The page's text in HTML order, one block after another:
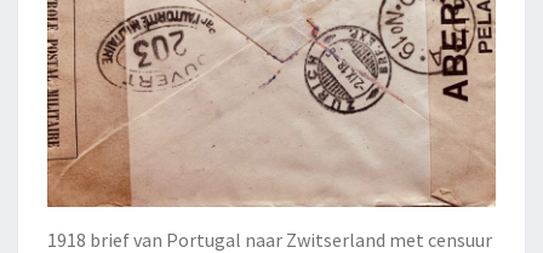
1918 brief van Portugal naar Zwitserland met censuur